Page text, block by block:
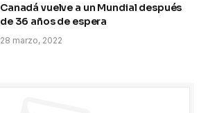
Canadá vuelve a un Mundial después
de 36 años de espera
28 marzo, 2022